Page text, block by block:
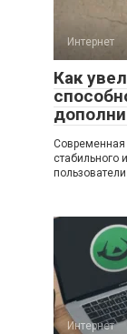
Интернет
Как
Современная
стабильного
Интернет